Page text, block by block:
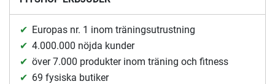
Europas nr. 1 inom träningsutrustning
4.000.000 nöjda kunder
över 7.000 produkter inom träning och fitness
69 fysiska butiker